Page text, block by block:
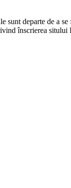
sunt departe de a
înscrierea